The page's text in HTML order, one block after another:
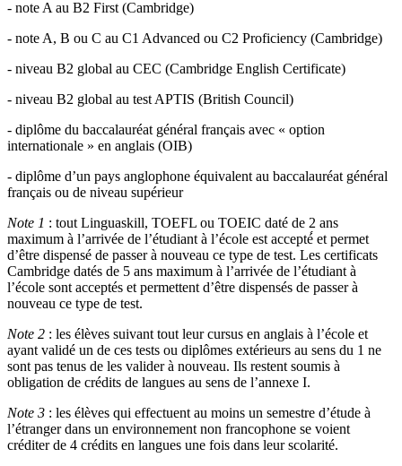
- note A au B2 First (Cambridge)
- note A, B ou C au C1 Advanced ou C2 Proficiency (Cambridge)
- niveau B2 global au CEC (Cambridge English Certificate)
- niveau B2 global au test APTIS (British Council)
- diplôme du baccalauréat général français avec « option
internationale » en anglais (OIB)
- diplôme d’un pays anglophone équivalent au baccalauréat général
français ou de niveau supérieur
Note 1 : tout Linguaskill, TOEFL ou TOEIC daté de 2 ans
maximum à l’arrivée de l’étudiant à l’école est accepté́ et permet
d’être dispensé de passer à nouveau ce type de test. Les certificats
Cambridge datés de 5 ans maximum à l’arrivée de l’étudiant à
l’école sont acceptés et permettent d’être dispensés de passer à
nouveau ce type de test.
Note 2 : les élèves suivant tout leur cursus en anglais à l’école et
ayant validé un de ces tests ou diplômes extérieurs au sens du 1 ne
sont pas tenus de les valider à nouveau. Ils restent soumis à
obligation de crédits de langues au sens de l’annexe I.
Note 3 : les élèves qui effectuent au moins un semestre d’étude à
l’étranger dans un environnement non francophone se voient
créditer de 4 crédits en langues une fois dans leur scolarité.